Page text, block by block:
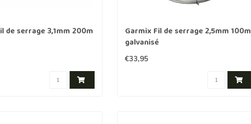
de serrage 3,1mm 200m
Garmix Fil de serrage 2,5mm 100m
galvanisé
€33,95